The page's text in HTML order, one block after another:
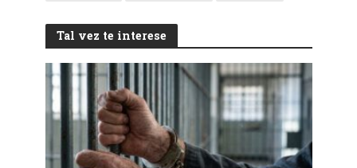
Tal vez te interese